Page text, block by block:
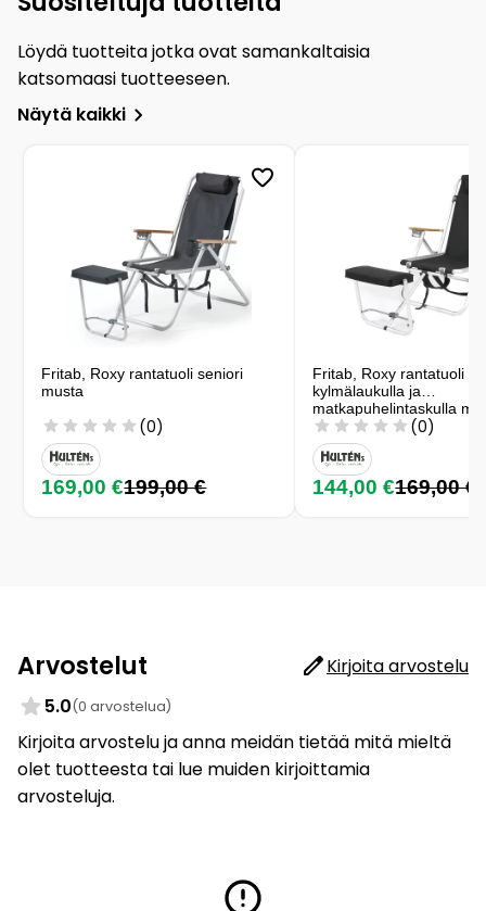
Löydä tuotteita jotka ovat samankaltaisia
katsomaasi tuotteeseen.
Näytä kaikki
Fritab, Roxy rantatuoli seniori
musta
(0)
169,00 €199,00 €
Fritab, Roxy rantatuoli
kylmälaukulla ja
matkapuhelintaskulla
(0)
144,00 €169,00 €
Arvostelut
Kirjoita arvostelu
5.0(0 arvostelua)
Kirjoita arvostelu ja anna meidän tietää mitä mieltä
olet tuotteesta tai lue muiden kirjoittamia
arvosteluja.